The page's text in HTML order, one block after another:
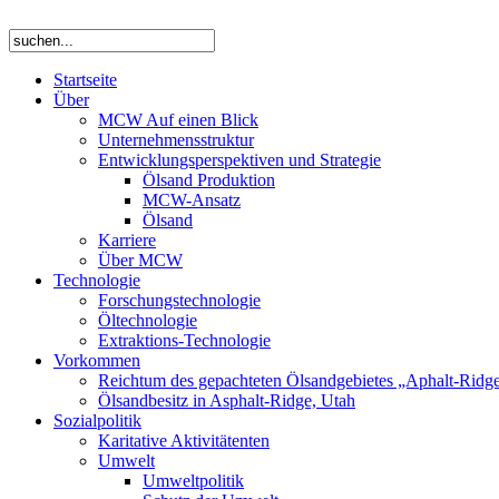
Startseite
Über
MCW Auf einen Blick
Unternehmensstruktur
Entwicklungsperspektiven und Strategie
Ölsand Produktion
MCW-Ansatz
Ölsand
Karriere
Über MCW
Technologie
Forschungstechnologie
Öltechnologie
Extraktions-Technologie
Vorkommen
Reichtum des gepachteten Ölsandgebietes „Aphalt-
Ölsandbesitz in Asphalt-Ridge, Utah
Sozialpolitik
Karitative Aktivitätenten
Umwelt
Umweltpolitik